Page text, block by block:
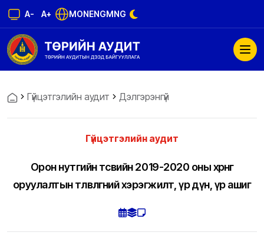
A- A+ MONENGMNG
Гүйцэтгэлийн аудит Дэлгэрэнгүй
Гүйцэтгэлийн аудит
Орон нутгийн төсвийн 2019-2020 оны хөрөнгө
оруулалтын төлөвлөгөөний хэрэгжилт, үр дүн, үр ашиг